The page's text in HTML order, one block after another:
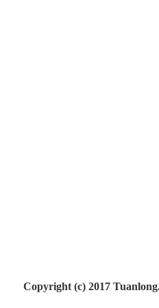
Copyright (c) 2017